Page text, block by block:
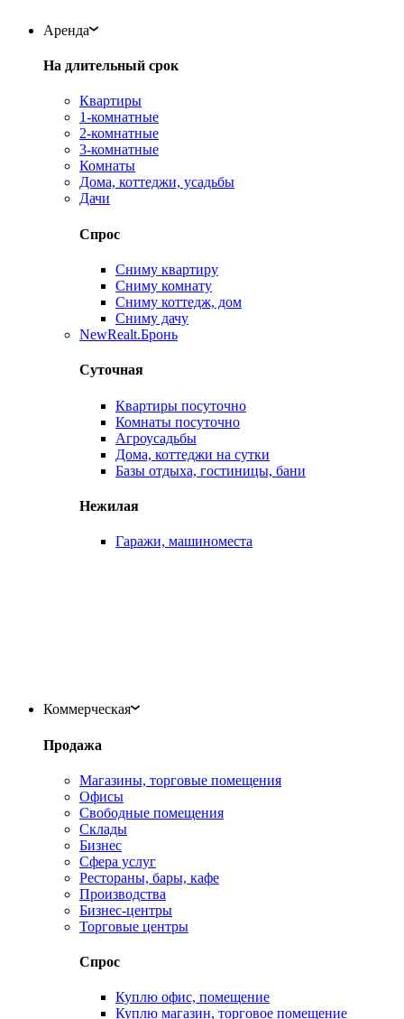
Аренда
На длительный срок
Квартиры
1-комнатные
2-комнатные
3-комнатные
Комнаты
Дома, коттеджи, усадьбы
Дачи
Спрос
Сниму квартиру
Сниму комнату
Сниму коттедж, дом
Сниму дачу
NewRealt.Бронь
Суточная
Квартиры посуточно
Комнаты посуточно
Агроусадьбы
Дома, коттеджи на сутки
Базы отдыха, гостиницы, бани
Нежилая
Гаражи, машиноместа
Коммерческая
Продажа
Магазины, торговые помещения
Офисы
Свободные помещения
Склады
Бизнес
Сфера услуг
Рестораны, бары, кафе
Производства
Бизнес-центры
Торговые центры
Спрос
Куплю офис, помещение
Куплю магазин, торговое помещение